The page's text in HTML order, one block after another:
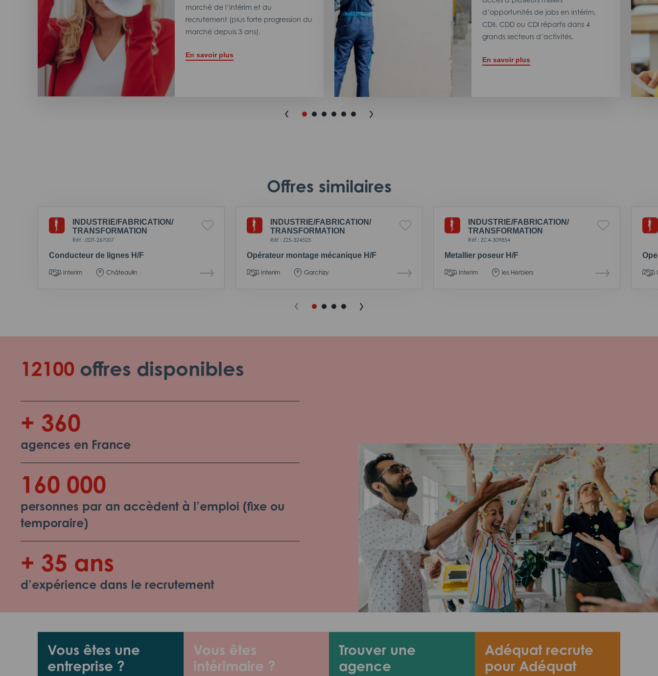
marché de l’intérim et du
recrutement (plus forte progression du
marché depuis 3 ans).
En savoir plus
d’opportunités de jobs en intérim,
CDII, CDD ou CDI répartis dans 4
grands secteurs d’activités.
En savoir plus
Offres similaires
INDUSTRIE/FABRICATION/
TRANSFORMATION
Réf : 0DT-267007
Conducteur de lignes H/F
Interim Châteaulin
INDUSTRIE/FABRICATION/
TRANSFORMATION
Réf : Z25-324525
Opérateur montage mécanique H/F
Interim Garchizy
INDUSTRIE/FABRICATION/
TRANSFORMATION
Réf : ZC4-309854
Metallier poseur H/F
Interim les Herbiers
12100 offres disponibles
+ 360
agences en France
160 000
personnes par an accèdent à l’emploi (fixe ou
temporaire)
+ 35 ans
d’expérience dans le recrutement
Vous êtes une
entreprise ?
Vous êtes
intérimaire ?
Trouver une
agence
Adéquat recrute
pour Adéquat